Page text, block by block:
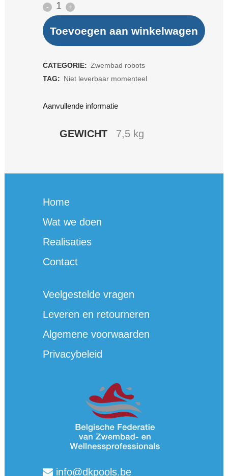
Dolphin
S-
Serie
S100
quantity
Toevoegen aan winkelwagen
CATEGORIE: Zwembad robots
TAG: Niet leverbaar momenteel
Aanvullende informatie
GEWICHT 7,5 kg
Home
Wat we doen
Realisaties
Contact
Veelgestelde vragen
Leveren en retourneren
Algemene voorwaarden
Privacybeleid
info@dkpools.be